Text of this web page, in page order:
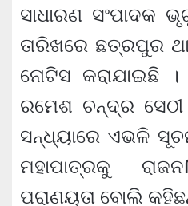
ସାଧାରଣ ସଂପାଦକ
ତାରିଖରେ ଛତ୍ରପୁର
ନୋଟିସ କରାଯାଇଛି
ରମେଶ ଚନ୍ଦ୍ର
ସନ୍ଧ୍ୟାରେ ଏଭଳି
ମହାପାତ୍ରକୁ
ପରାଣୟତା ବୋଲି